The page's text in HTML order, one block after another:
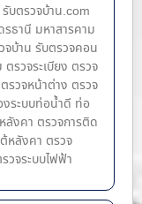
บตรวจบ้าน.com
ธานี มหาสารคาม
จบ้าน รับตรวจคอน
รวจระเบียง ตรวจ
รวจหน้าต่าง​ ตรวจ
งระบบท่อน้ำ​ดี ท่อ
ลังคา ตรวจการติด
ต้หลังคา ตรวจ
จระบบไฟฟ้า